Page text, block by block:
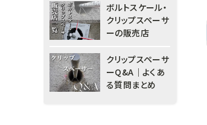
ボルトスケール・
クリップスペーサ
ーの販売店
クリップスペーサ
ーQ&A｜よくあ
る質問まとめ